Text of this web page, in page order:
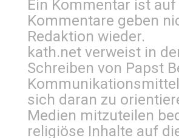
Ein Kommentar ist
Kommentare geben
Redaktion wieder.
kath.net verweist in
Schreiben von Papst
sich daran zu
Medien mitzuteilen
religiöse Inhalte auf